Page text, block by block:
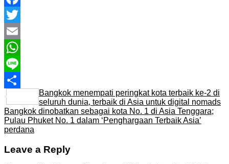
Facebook
Twitter
Email
WhatsApp
Line
Share
Bangkok menempati peringkat kota terbaik ke-2 di
seluruh dunia, terbaik di Asia untuk digital nomads
Bangkok dinobatkan sebagai kota No. 1 di Asia Tenggara;
Pulau Phuket No. 1 dalam ‘Penghargaan Terbaik Asia’
perdana
Leave a Reply